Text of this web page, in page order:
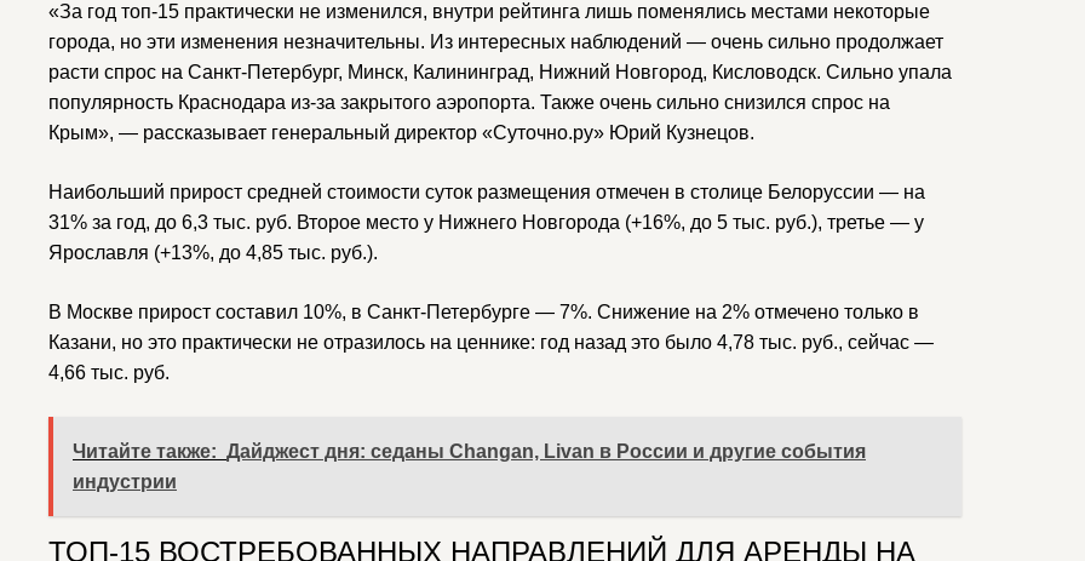
«За год топ-15 практически не изменился, внутри рейтинга лишь поменялись местами некоторые
города, но эти изменения незначительны. Из интересных наблюдений — очень сильно продолжает
расти спрос на Санкт-Петербург, Минск, Калининград, Нижний Новгород, Кисловодск. Сильно упала
популярность Краснодара из-за закрытого аэропорта. Также очень сильно снизился спрос на
Крым», — рассказывает генеральный директор «Суточно.ру» Юрий Кузнецов.
Наибольший прирост средней стоимости суток размещения отмечен в столице Белоруссии — на
31% за год, до 6,3 тыс. руб. Второе место у Нижнего Новгорода (+16%, до 5 тыс. руб.), третье — у
Ярославля (+13%, до 4,85 тыс. руб.).
В Москве прирост составил 10%, в Санкт-Петербурге — 7%. Снижение на 2% отмечено только в
Казани, но это практически не отразилось на ценнике: год назад это было 4,78 тыс. руб., сейчас —
4,66 тыс. руб.
Читайте также: Дайджест дня: седаны Changan, Livan в России и другие события
индустрии
ТОП-15 ВОСТРЕБОВАННЫХ НАПРАВЛЕНИЙ ДЛЯ АРЕНДЫ НА